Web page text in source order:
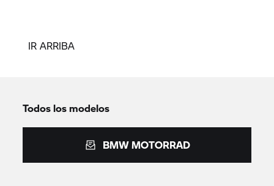
IR ARRIBA
Todos los modelos
BMW MOTORRAD